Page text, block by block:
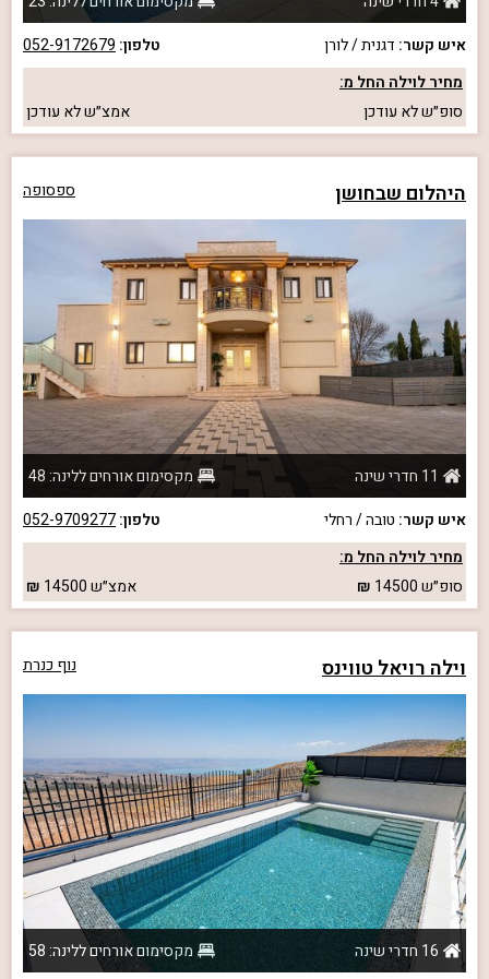
איש קשר: דגנית / לורן טלפון: 052-9172679
מחיר לוילה החל מ:
סופ״שלא עודכן אמצ״שלא עודכן
היהלום שבחושן ספסופה
11 חדרי שינה
מקסימום אורחים ללינה: 48
איש קשר: טובה / רחלי טלפון:052-9709277
מחיר לוילה החל מ:
סופ״ש14500 אמצ״ש14500
וילה רויאל טווינס נוף כנרת
16 חדרי שינה
מקסימום אורחים ללינה: 58